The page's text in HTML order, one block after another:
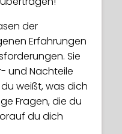
der
Erfahrungen
Sie
und Nachteile
weißt, was dich
Fragen, die du
du dich